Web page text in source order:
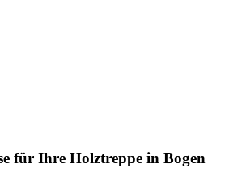
für Ihre Holztreppe in Bogen